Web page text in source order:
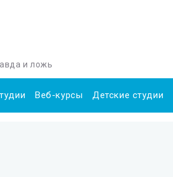
и ложь
Веб-курсы Детские студии